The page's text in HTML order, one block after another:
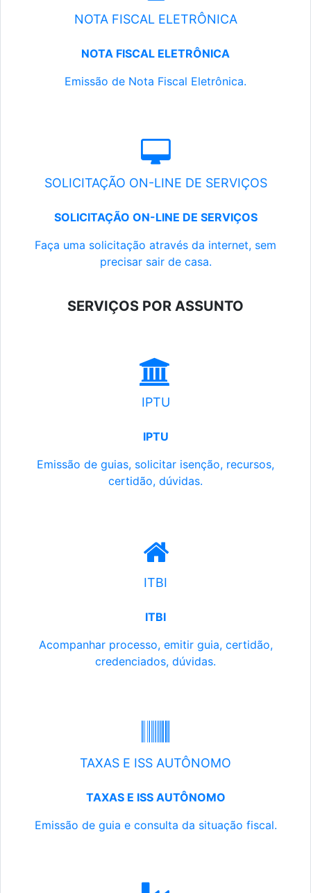
NOTA FISCAL ELETRÔNICA
NOTA FISCAL ELETRÔNICA
Emissão de Nota Fiscal Eletrônica.
SOLICITAÇÃO ON-LINE DE SERVIÇOS
SOLICITAÇÃO ON-LINE DE SERVIÇOS
Faça uma solicitação através da internet, sem
precisar sair de casa.
SERVIÇOS POR ASSUNTO
IPTU
IPTU
Emissão de guias, solicitar isenção, recursos,
certidão, dúvidas.
ITBI
ITBI
Acompanhar processo, emitir guia, certidão,
credenciados, dúvidas.
TAXAS E ISS AUTÔNOMO
TAXAS E ISS AUTÔNOMO
Emissão de guia e consulta da situação fiscal.